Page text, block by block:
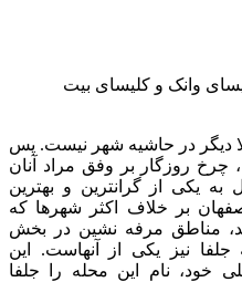
کلیسای وانک و کلیسای بیت
دیگر در حاشیه شهر نیست. پس
چرخ روزگار بر وفق مراد آنان
یکی از گرانترین و بهترین
بر خلاف اکثر شهرها که
مناطق مرفه نشین در بخش
نیز یکی از آنهاست. این
خود، نام این محله را جلفا